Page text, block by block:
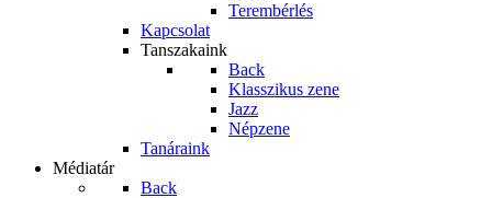
Terembérlés
Kapcsolat
Tanszakaink
Back
Klasszikus zene
Jazz
Népzene
Tanáraink
Médiatár
Back